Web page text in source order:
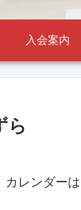
入会案内
ら
レンダーは